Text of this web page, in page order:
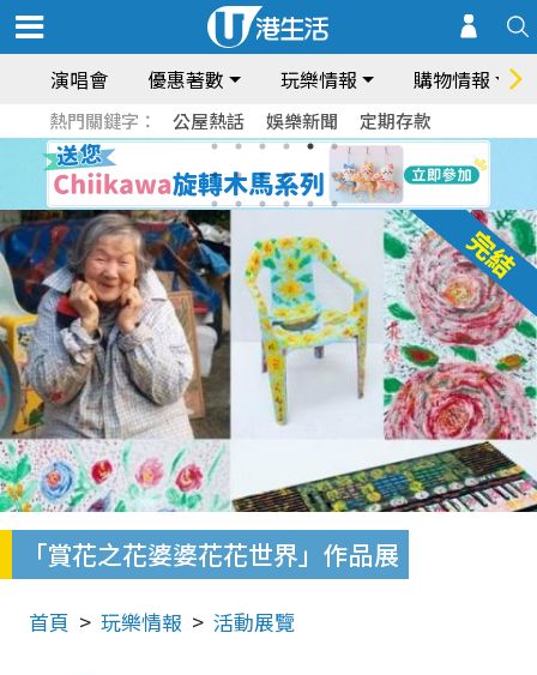
演唱會 優惠著數 玩樂情報 購物情報
熱門關鍵字： 公屋熱話 娛樂新聞 定期存款
「賞花之花婆婆花花世界」作品展
首頁 玩樂情報 活動展覽